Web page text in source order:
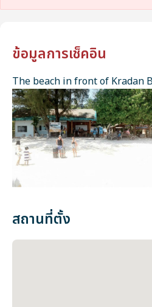
ข้อมูลการเช็คอิน
The beach in front of Kradan
สถานที่ตั้ง